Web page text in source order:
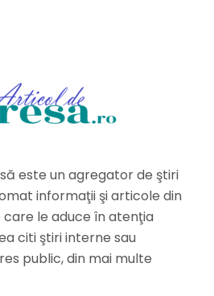
este un agregator de ştiri
informaţii şi articole din
le aduce în atenţia
citi ştiri interne sau
public, din mai multe